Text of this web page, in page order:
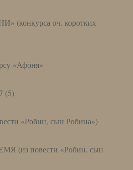
(конкурса оч. коротких
«Афоня»
(5)
«Робин, сын Робина»)
(из повести «Робин, сын